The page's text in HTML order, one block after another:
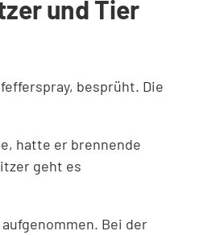
und Tier
besprüht. Die
hatte er brennende
geht es
Bei der